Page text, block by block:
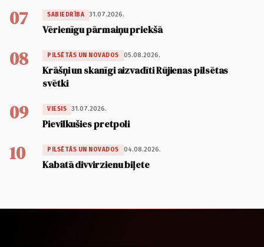
07 SABIEDRĪBA 31.07.2026.
Vērienīgu pārmaiņu priekšā
08 PILSĒTĀS UN NOVADOS 05.08.2026.
Krāšņi un skanīgi aizvadīti Rūjienas pilsētas
svētki
09 VIESIS 31.07.2026.
Pievilkušies pretpoli
10 PILSĒTĀS UN NOVADOS 04.08.2026.
Kabatā divvirzienu biļete